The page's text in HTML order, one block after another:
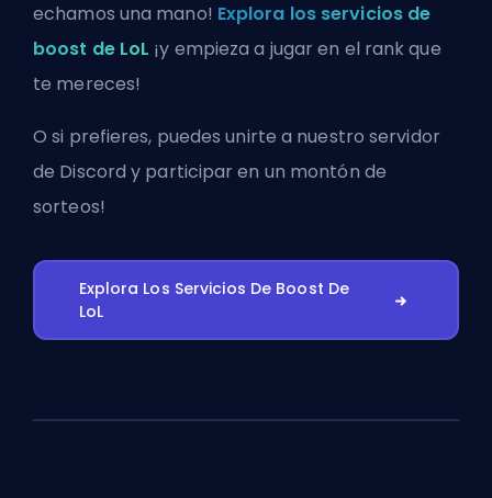
echamos una mano! Explora los servicios de
boost de LoL ¡y empieza a jugar en el rank que
te mereces!
O si prefieres, puedesunirte a nuestro servidor
de Discord y participar en un montón de
sorteos!
Explora Los Servicios De Boost De
LoL